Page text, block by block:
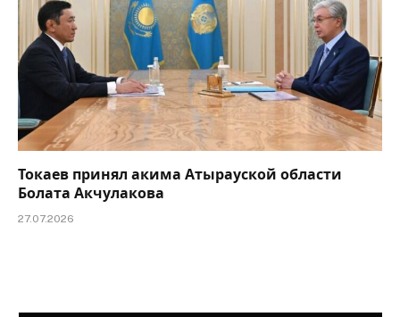
Токаев принял акима Атырауской области
Болата Акчулакова
27.07.2026